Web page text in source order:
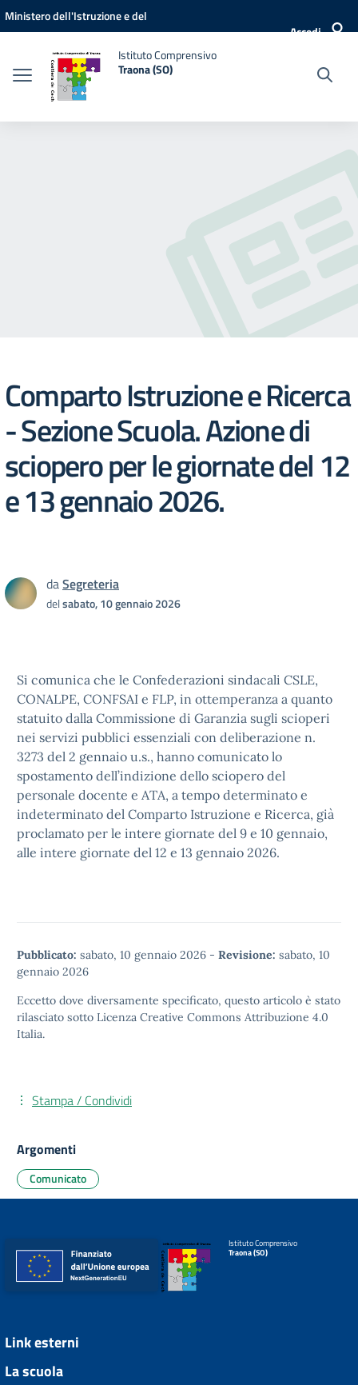
Vai ai contenuti
Vai al menu di navigazione
Vai al footer
Ministero dell'Istruzione e del
Accedi
Istituto Comprensivo
Traona (SO)
Comparto Istruzione e Ricerca
- Sezione Scuola. Azione di
sciopero per le giornate del 12
e 13 gennaio 2026.
daSegreteria
delsabato, 10 gennaio 2026
Si comunica che le Confederazioni sindacali CSLE,
CONALPE, CONFSAI e FLP, in ottemperanza a quanto
statuito dalla Commissione di Garanzia sugli scioperi
nei servizi pubblici essenziali con deliberazione n.
3273 del 2 gennaio u.s., hanno comunicato lo
spostamento dell’indizione dello sciopero del
personale docente e ATA, a tempo determinato e
indeterminato del Comparto Istruzione e Ricerca, già
proclamato per le intere giornate del 9 e 10 gennaio,
alle intere giornate del 12 e 13 gennaio 2026.
Pubblicato: sabato, 10 gennaio 2026 - Revisione: sabato, 10
gennaio 2026
Eccetto dove diversamente specificato, questo articolo è stato
rilasciato sotto Licenza Creative Commons Attribuzione 4.0
Italia.
Stampa / Condividi
Argomenti
Comunicato
Istituto Comprensivo
Traona (SO)
Link esterni
La scuola